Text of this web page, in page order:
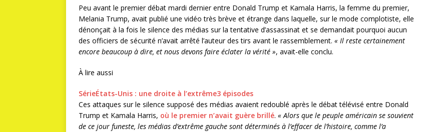
Peu avant le premier débat mardi dernier entre Donald Trump et Kamala Harris, la femme du premier,
Melania Trump, avait publié une vidéo très brève et étrange dans laquelle, sur le mode complotiste, elle
dénonçait à la fois le silence des médias sur la tentative d’assassinat et se demandait pourquoi aucun
des officiers de sécurité n’avait arrêté l’auteur des tirs avant le rassemblement. « Il reste certainement
encore beaucoup à dire, et nous devons faire éclater la vérité », avait-elle conclu.
À lire aussi
SérieÉtats-Unis : une droite à l’extrême3 épisodes
Ces attaques sur le silence supposé des médias avaient redoublé après le débat télévisé entre Donald
Trump et Kamala Harris, où le premier n’avait guère brillé. « Alors que le peuple américain se souvient
de ce jour funeste, les médias d’extrême gauche sont déterminés à l’effacer de l’histoire, comme l’a